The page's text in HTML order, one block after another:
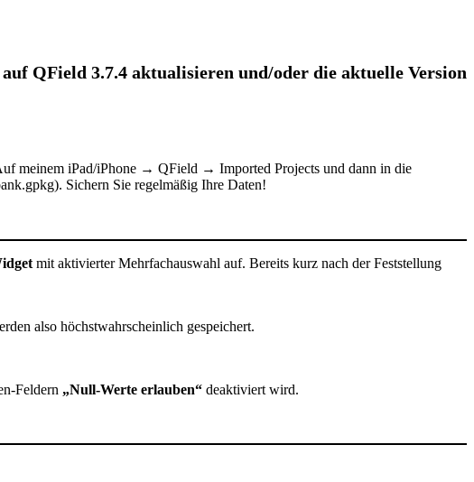
QField 3.7.4 aktualisieren und/oder die aktuelle Version
meinem iPad/iPhone → QField → Imported Projects und dann in die
Sichern Sie regelmäßig Ihre Daten!
mit aktivierter Mehrfachauswahl auf. Bereits kurz nach der Feststellung
also höchstwahrscheinlich gespeichert.
Feldern „Null-Werte erlauben“ deaktiviert wird.